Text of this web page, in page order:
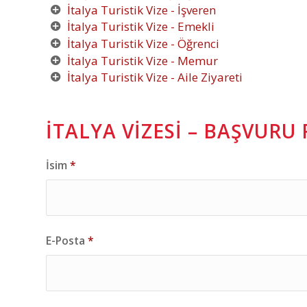
İtalya Turistik Vize - İşveren
İtalya Turistik Vize - Emekli
İtalya Turistik Vize - Öğrenci
İtalya Turistik Vize - Memur
İtalya Turistik Vize - Aile Ziyareti
İTALYA VIZESI – BAŞVURU
İsim*
E-Posta *